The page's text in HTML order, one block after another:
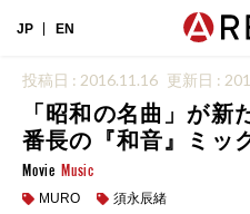
JP EN
投稿日 : 2016.11.16 更新日 :
「昭和の名曲」が新
番長の『和音』ミッ
Movie Music
MURO 須永辰緒